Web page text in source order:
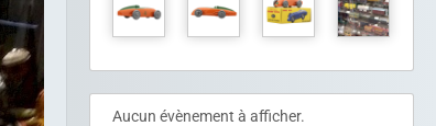
Aucun évènement à afficher.